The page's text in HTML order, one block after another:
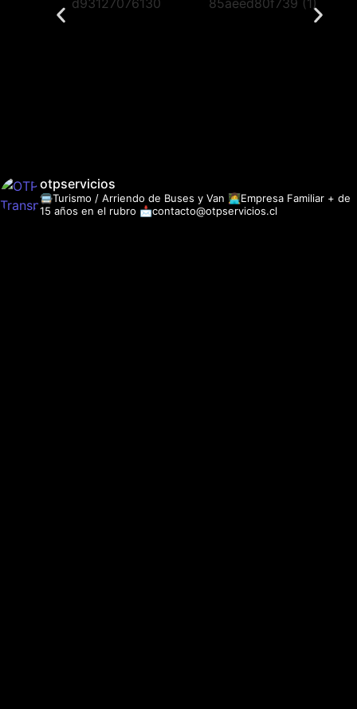
otpservicios
🚍Turismo / Arriendo de Buses y Van 👩‍💻Empresa Familiar + de
15 años en el rubro 📩contacto@otpservicios.cl